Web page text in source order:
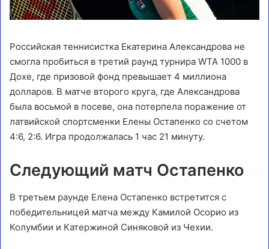
Российская теннисистка Екатерина Александрова не
смогла пробиться в третий раунд турнира WTA 1000 в
Дохе, где призовой фонд превышает 4 миллиона
долларов. В матче второго круга, где Александрова
была восьмой в посеве, она потерпела поражение от
латвийской спортсменки Елены Остапенко со счетом
4:6, 2:6. Игра продолжалась 1 час 21 минуту.
Следующий матч Остапенко
В третьем раунде Елена Остапенко встретится с
победительницей матча между Камилой Осорио из
Колумбии и Катержиной Синяковой из Чехии.